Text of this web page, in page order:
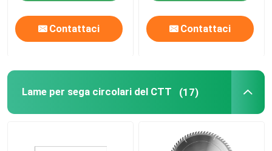
CNC che scolpisce pezzo
Contattaci Contattaci
Lame per sega circolari del CTT (17)